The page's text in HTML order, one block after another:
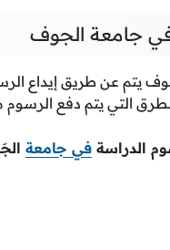
جامعة الجوف
يتم عن طريق إيداع
التي يتم دفع الرسوم
الدراسة في جامعة